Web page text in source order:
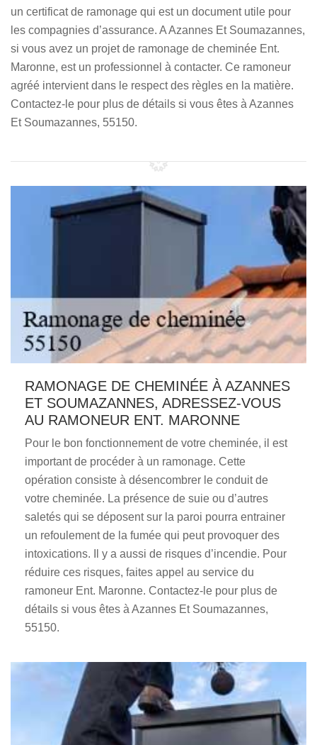
un certificat de ramonage qui est un document utile pour
les compagnies d’assurance. A Azannes Et Soumazannes,
si vous avez un projet de ramonage de cheminée Ent.
Maronne, est un professionnel à contacter. Ce ramoneur
agréé intervient dans le respect des règles en la matière.
Contactez-le pour plus de détails si vous êtes à Azannes
Et Soumazannes, 55150.
RAMONAGE DE CHEMINÉE À AZANNES
ET SOUMAZANNES, ADRESSEZ-VOUS
AU RAMONEUR ENT. MARONNE
Pour le bon fonctionnement de votre cheminée, il est
important de procéder à un ramonage. Cette
opération consiste à désencombrer le conduit de
votre cheminée. La présence de suie ou d’autres
saletés qui se déposent sur la paroi pourra entrainer
un refoulement de la fumée qui peut provoquer des
intoxications. Il y a aussi de risques d’incendie. Pour
réduire ces risques, faites appel au service du
ramoneur Ent. Maronne. Contactez-le pour plus de
détails si vous êtes à Azannes Et Soumazannes,
55150.